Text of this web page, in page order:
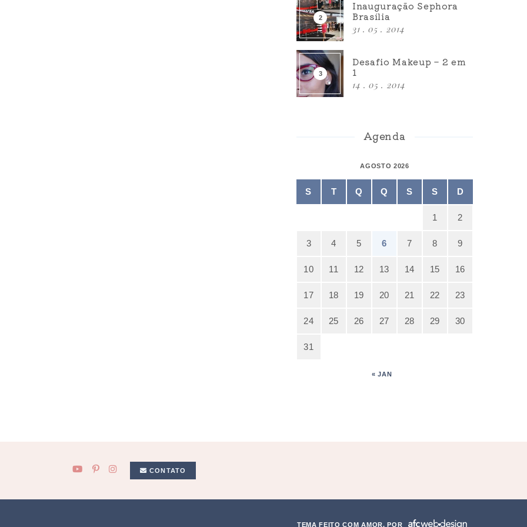
Inauguração Sephora
Brasília
31 . 05 . 2014
Desafio Makeup – 2 em
1
14 . 05 . 2014
Agenda
AGOSTO 2026
S T Q Q S S D
1 2
3 4 5 6 7 8 9
10 11 12 13 14 15 16
17 18 19 20 21 22 23
24 25 26 27 28 29 30
31
« JAN
CONTATO
TEMA FEITO COM AMOR, POR